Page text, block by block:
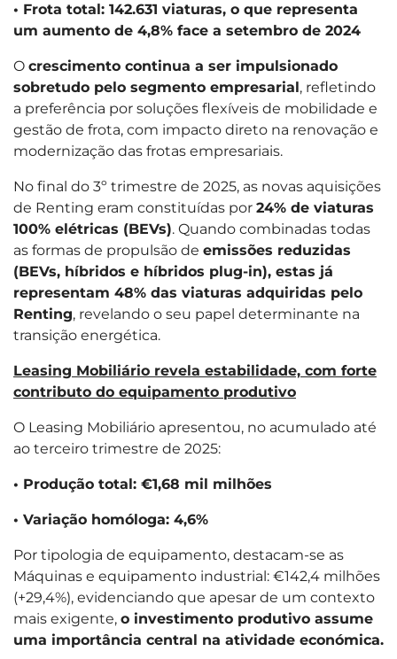
• Frota total: 142.631 viaturas, o que representa
um aumento de 4,8% face a setembro de 2024
O crescimento continua a ser impulsionado
sobretudo pelo segmento empresarial, refletindo
a preferência por soluções flexíveis de mobilidade e
gestão de frota, com impacto direto na renovação e
modernização das frotas empresariais.
No final do 3º trimestre de 2025, as novas aquisições
de Renting eram constituídas por 24% de viaturas
100% elétricas (BEVs). Quando combinadas todas
as formas de propulsão de emissões reduzidas
(BEVs, híbridos e híbridos plug-in), estas já
representam 48% das viaturas adquiridas pelo
Renting, revelando o seu papel determinante na
transição energética.
Leasing Mobiliário revela estabilidade, com forte
contributo do equipamento produtivo
O Leasing Mobiliário apresentou, no acumulado até
ao terceiro trimestre de 2025:
• Produção total: €1,68 mil milhões
• Variação homóloga: 4,6%
Por tipologia de equipamento, destacam-se as
Máquinas e equipamento industrial: €142,4 milhões
(+29,4%), evidenciando que apesar de um contexto
mais exigente, o investimento produtivo assume
uma importância central na atividade económica.